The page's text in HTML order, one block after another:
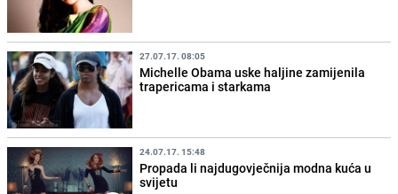
27.07.17. 08:05
Michelle Obama uske haljine zamijenila
trapericama i starkama
24.07.17. 15:48
Propada li najdugovječnija modna kuća u
svijetu